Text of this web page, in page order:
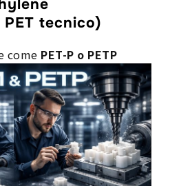
tecnico)
come PET-P o PETP